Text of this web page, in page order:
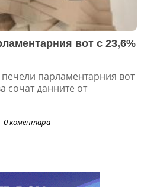
вот с 23,6%
парламентарния вот
сочат данните от
0коментара